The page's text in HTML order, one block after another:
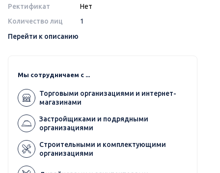
Ректификат
Нет
Количество лиц
1
Перейти к описанию
Мы сотрудничаем с ...
Торговыми организациями и интернет-
магазинами
Застройщиками и подрядными
организациями
Строительными и комплектующими
организациями